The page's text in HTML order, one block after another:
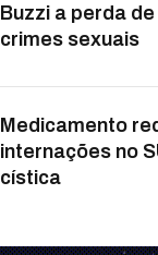
Buzzi a perda
crimes sexuais
Medicamento
internações no
cística